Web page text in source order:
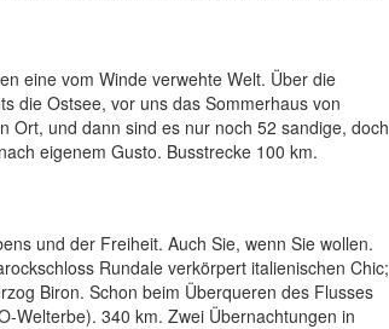
eine vom Winde verwehte Welt. Über die
die Ostsee, vor uns das Sommerhaus von
Ort, und dann sind es nur noch 52 sandige, doch
eigenem Gusto. Busstrecke 100 km.
und der Freiheit. Auch Sie, wenn Sie wollen.
Rundale verkörpert italienischen Chic;
Biron. Schon beim Überqueren des Flusses
Welterbe). 340 km. Zwei Übernachtungen in